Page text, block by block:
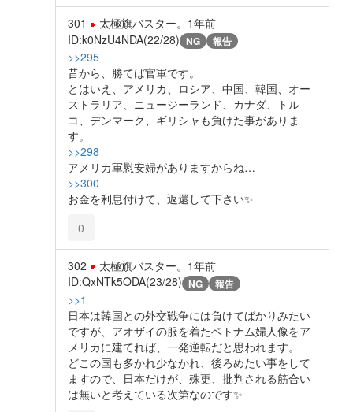
301 太極旗バスター。 1年前
ID:k0NzU4NDA(22/28) NG 報告
>>295
昔から、勝てば官軍です。
とはいえ、アメリカ、ロシア、中国、韓国、オー
ストラリア、ニュージーランド、カナダ、トル
コ、デンマーク、ギリシャも負けた事がありま
す。
>>298
アメリカ軍慰安婦がありますからね…
>>300
お金を利息付けて、返還して下さい✨️
0
302 太極旗バスター。 1年前
ID:QxNTk5ODA(23/28) NG 報告
>>1
日本は韓国との外交戦争には負けてばかりみたい
ですが、アオザイの服を着たベトナム婦人像をア
メリカに建てれば、一発逆転だと思われます。
どこの国も多かれ少なかれ、後ろめたい事をして
ますので、日本だけが、殊更、批判される筋合い
は無いと考えている次第なのです✨️